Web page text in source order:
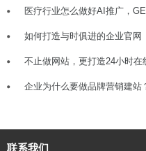
医疗行业怎么做好AI推广，
如何打造与时俱进的企业官网
不止做网站，更打造24小时在
企业为什么要做品牌营销建站
联系我们